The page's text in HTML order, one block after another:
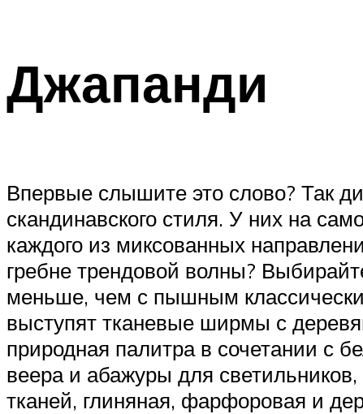
Джапанди
Впервые слышите это слово? Так
скандинавского стиля. У них на
каждого из миксованных
гребне трендовой волны?
меньше, чем с пышным
выступят тканевые ширмы с
природная палитра в сочетании с
веера и абажуры для
тканей, глиняная, фарфоровая и